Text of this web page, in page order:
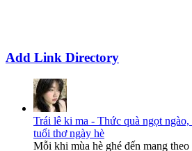
Add Link Directory
Trái lê ki ma - Thức quà ngọt
tuổi thơ ngày hè
Mỗi khi mùa hè ghé đến mang